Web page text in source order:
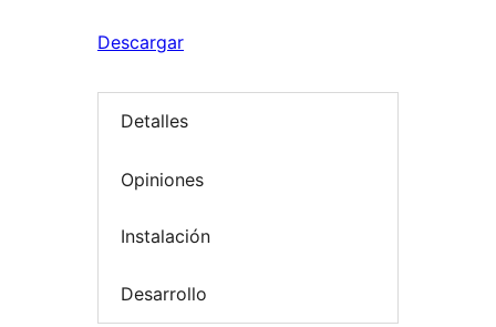
Descargar
Detalles
Opiniones
Instalación
Desarrollo